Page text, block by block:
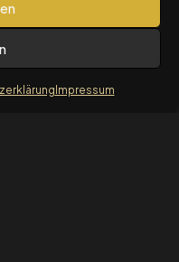
Impressum
Risikohinweis und